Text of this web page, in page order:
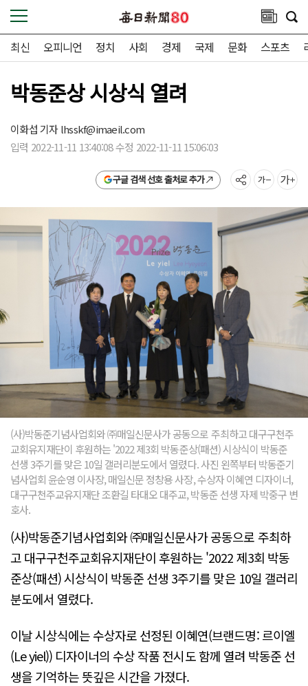
최신 오피니언 정치 사회 경제 국제 문화 스포츠
박동준상 시상식 열려
이화섭 기자lhsskf@imaeil.com
입력 2022-11-11 13:40:08 수정 2022-11-11 15:06:03
구글 검색 선호 출처로 추가
(사)박동준기념사업회와 ㈜매일신문사가 공동으로 주최하고 대구구천주
교회유지재단이 후원하는 '2022 제3회 박동준상(패션) 시상식이 박동준
선생 3주기를 맞은 10일 갤러리분도에서 열렸다. 사진 왼쪽부터 박동준기
념사업회 윤순영 이사장, 매일신문 정창용 사장, 수상자 이혜연 디자이너,
대구구천주교유지재단 조환길 타대오 대주교, 박동준 선생 자제 박중구 변
호사.
(사)박동준기념사업회와 ㈜매일신문사가 공동으로 주최하
고 대구구천주교회유지재단이 후원하는 '2022 제3회 박동
준상(패션) 시상식이 박동준 선생 3주기를 맞은 10일 갤러리
분도에서 열렸다.
이날 시상식에는 수상자로 선정된 이혜연(브랜드명: 르이엘
(Le yiel)) 디자이너의 수상 작품 전시도 함께 열려 박동준 선
생을 기억하는 뜻깊은 시간을 가졌다.